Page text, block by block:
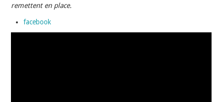
remettent en place.
facebook